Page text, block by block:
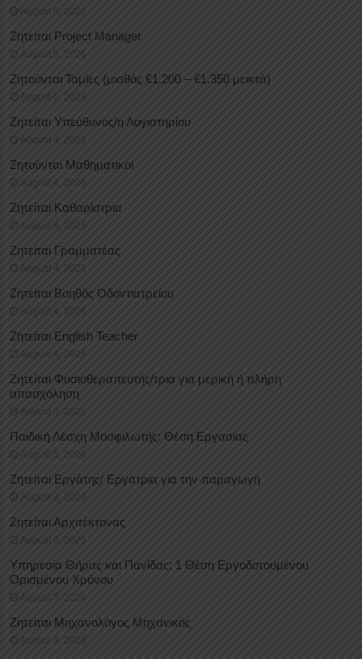
August 5, 2026
Ζητείται Project Manager
August 5, 2026
Ζητούνται Ταμίες (μισθός €1.200 – €1.350 μεικτά)
August 5, 2026
Ζητείται Υπεύθυνος/η Λογιστηρίου
August 4, 2026
Ζητούνται Μαθηματικοί
August 4, 2026
Ζητείται Καθαρίστρια
August 4, 2026
Ζητείται Γραμματέας
August 4, 2026
Ζητείται Βοηθός Οδοντιατρείου
August 4, 2026
Ζητείται English Teacher
August 4, 2026
Ζητείται Φυσιοθεραπευτής/τρια για μερική ή πλήρη
απασχόληση
August 3, 2026
Παιδική Λέσχη Μοσφιλωτής: Θέση Εργασίας
August 3, 2026
Ζητείται Εργάτης/ Εργάτρια για την παραγωγή
August 3, 2026
Ζητείται Αρχιτέκτονας
August 3, 2026
Υπηρεσία Θήρας και Πανίδας: 1 Θέση Eργοδοτουμένου
Oρισμένου Xρόνου
August 3, 2026
Ζητείται Μηχανολόγος Μηχανικός
August 3, 2026